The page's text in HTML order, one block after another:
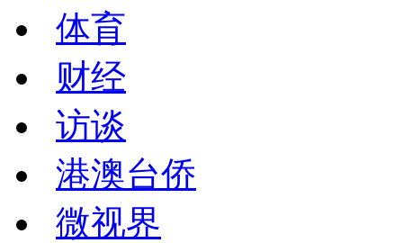
体育
财经
访谈
港澳台侨
微视界